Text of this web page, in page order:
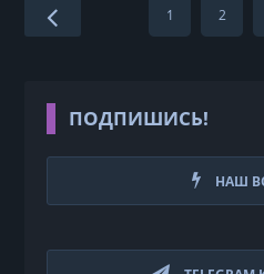
1 2
ПОДПИШИСЬ!
НАШ